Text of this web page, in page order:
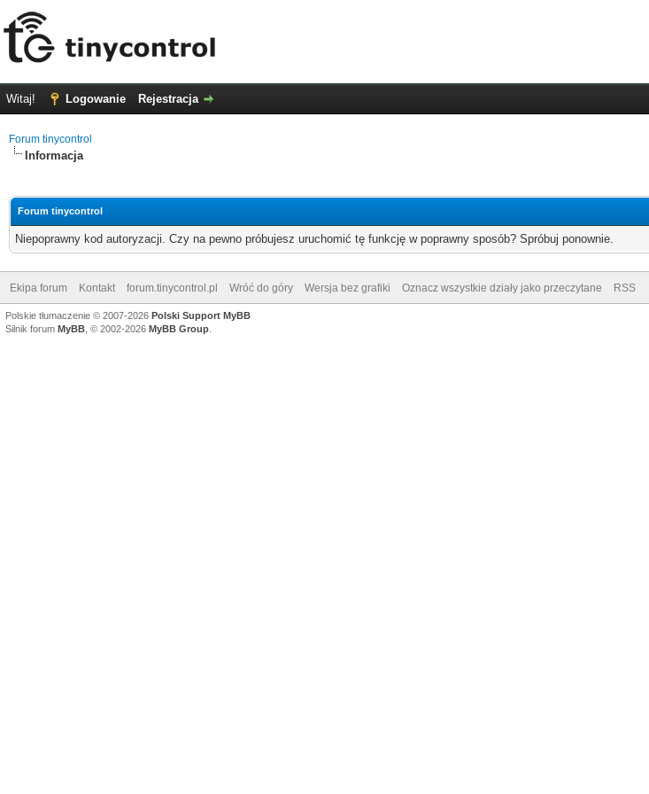
Witaj! Logowanie Rejestracja
Forum tinycontrol
Informacja
Forum tinycontrol
Niepoprawny kod autoryzacji. Czy na pewno próbujesz uruchomić tę funkcję w poprawny sposób? Spróbuj ponownie.
Ekipa forum Kontakt forum.tinycontrol.pl Wróć do góry Wersja bez grafiki Oznacz wszystkie działy jako przeczytane RSS
Polskie tłumaczenie © 2007-2026 Polski Support MyBB
Silnik forum MyBB , © 2002-2026 MyBB Group